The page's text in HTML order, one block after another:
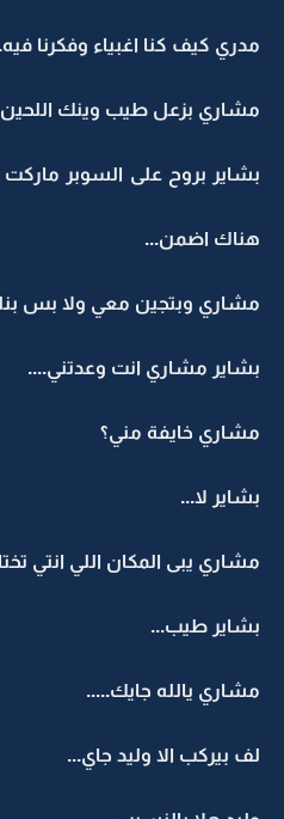
مدري كيف كنا اغبياء وفكرنا
مشاري بزعل طيب وينك
بشاير بروح على السوبر
هناك اضمن...
مشاري وبتجين معي ولا بس
بشاير مشاري انت وعدتني....
مشاري خايفة مني؟
بشاير لا...
مشاري يبى المكان اللي انتي
بشاير طيب...
مشاري يالله جايك.....
لف بيركب الا وليد جاي...